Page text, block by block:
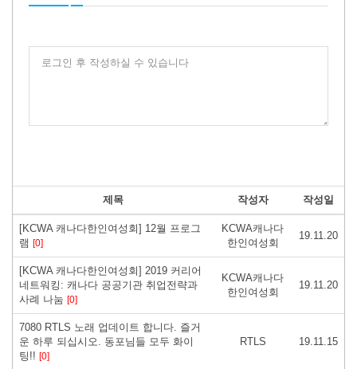
로그인 후 작성하실 수 있습니다
제목 작성자 작성일
[KCWA 캐나다한인여성회] 12월 프로그
램 [0]
KCWA캐나다
한인여성회
19.11.20
[KCWA 캐나다한인여성회] 2019 커리어
네트워킹: 캐나다 공공기관 취업전략과
사례 나눔 [0]
KCWA캐나다
한인여성회
19.11.20
7080 RTLS 노래 업데이트 합니다. 즐거
운 하루 되십시오. 동포님들 모두 화이
팅!! [0]
RTLS 19.11.15